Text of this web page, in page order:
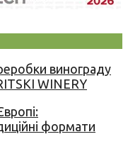
винограду
WINERY
формати